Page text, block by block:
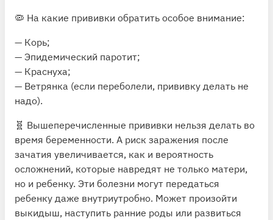
🦠 На какие прививки обратить особое внимание:
— Корь;
— Эпидемический паротит;
— Краснуха;
— Ветрянка (если переболели, прививку делать не
надо).
🧬 Вышеперечисленные прививки нельзя делать во
время беременности. А риск заражения после
зачатия увеличивается, как и вероятность
осложнений, которые навредят не только матери,
но и ребенку. Эти болезни могут передаться
ребенку даже внутриутробно. Может произойти
выкидыш, наступить ранние роды или развиться